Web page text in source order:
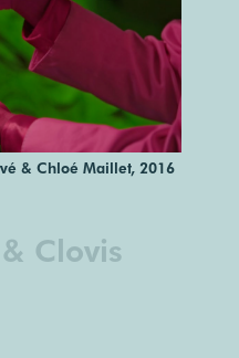
& Chloé Maillet, 2016
Clovis